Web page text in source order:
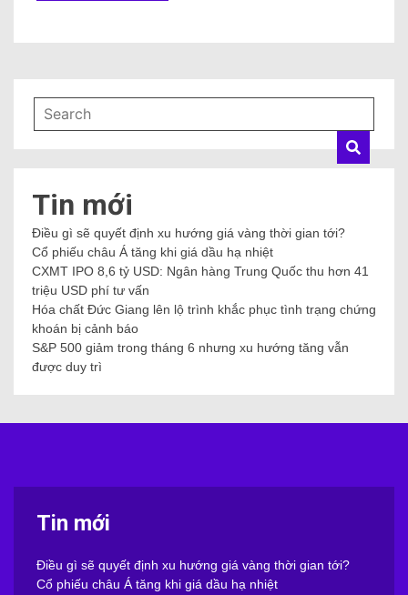
Tin mới
Điều gì sẽ quyết định xu hướng giá vàng thời gian tới?
Cổ phiếu châu Á tăng khi giá dầu hạ nhiệt
CXMT IPO 8,6 tỷ USD: Ngân hàng Trung Quốc thu hơn 41
triệu USD phí tư vấn
Hóa chất Đức Giang lên lộ trình khắc phục tình trạng chứng
khoán bị cảnh báo
S&P 500 giảm trong tháng 6 nhưng xu hướng tăng vẫn
được duy trì
Tin mới
Điều gì sẽ quyết định xu hướng giá vàng thời gian tới?
Cổ phiếu châu Á tăng khi giá dầu hạ nhiệt